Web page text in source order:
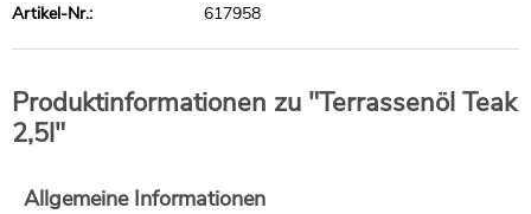
Artikel-Nr.: 617958
Produktinformationen zu "Terrassenöl Teak
2,5l"
Allgemeine Informationen